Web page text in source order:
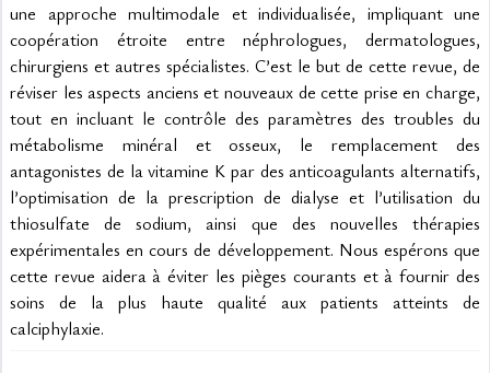
une approche multimodale et individualisée, impliquant une
coopération étroite entre néphrologues, dermatologues,
chirurgiens et autres spécialistes. C’est le but de cette revue, de
réviser les aspects anciens et nouveaux de cette prise en charge,
tout en incluant le contrôle des paramètres des troubles du
métabolisme minéral et osseux, le remplacement des
antagonistes de la vitamine K par des anticoagulants alternatifs,
l’optimisation de la prescription de dialyse et l’utilisation du
thiosulfate de sodium, ainsi que des nouvelles thérapies
expérimentales en cours de développement. Nous espérons que
cette revue aidera à éviter les pièges courants et à fournir des
soins de la plus haute qualité aux patients atteints de
calciphylaxie.